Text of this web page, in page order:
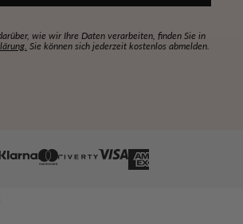
wie wir Ihre Daten verarbeiten, finden Sie in
Sie können sich jederzeit kostenlos abmelden.